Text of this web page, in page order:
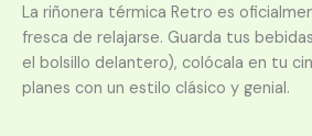
La riñonera térmica Retro es
fresca de relajarse. Guarda tus
el bolsillo delantero), colócala en tu
planes con un estilo clásico y genial.